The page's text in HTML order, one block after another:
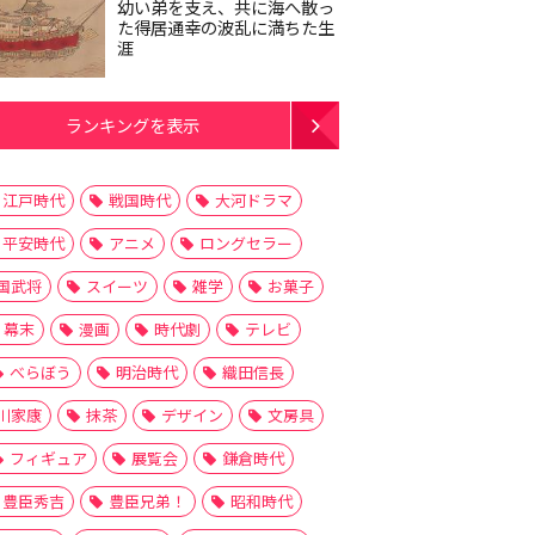
幼い弟を支え、共に海へ散っ
た得居通幸の波乱に満ちた生
涯
ランキングを表示
江戸時代 戦国時代
大河ドラマ
平安時代
アニメ
ロングセラー
武将
スイーツ 雑学
お菓子
幕末
漫画 時代劇
テレビ
べらぼう
明治時代
織田信長
家康
抹茶 デザイン
文房具
フィギュア
展覧会
鎌倉時代
豊臣秀吉
豊臣兄弟！
昭和時代